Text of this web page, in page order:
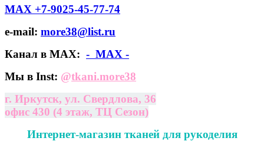
МАХ +7-9025-45-77-74
e-mail: more38@list.ru
Канал в МАХ: - МАХ -
Мы в Inst: @tkani.more38
г. Иркутск, ул. Свердлова, 36
офис 430 (4 этаж, ТЦ Сезон)
Интернет-магазин тканей для рукоделия